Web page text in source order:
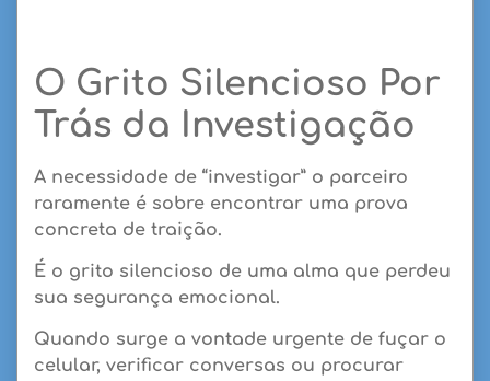
O Grito Silencioso Por
Trás da Investigação
A necessidade de “investigar” o parceiro
raramente é sobre encontrar uma prova
concreta de traição.
É o grito silencioso de uma alma que perdeu
sua segurança emocional.
Quando surge a vontade urgente de fuçar o
celular, verificar conversas ou procurar